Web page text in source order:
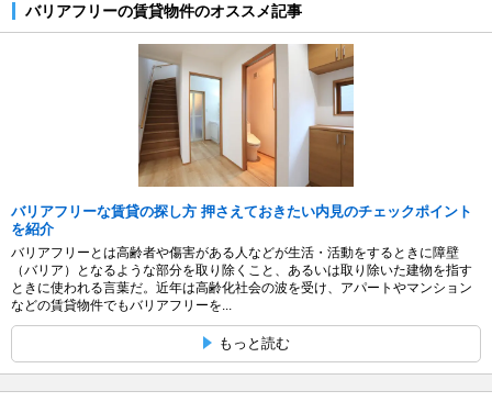
バリアフリーの賃貸物件のオススメ記事
バリアフリーな賃貸の探し方 押さえておきたい内見のチェックポイント
を紹介
バリアフリーとは高齢者や傷害がある人などが生活・活動をするときに障壁
（バリア）となるような部分を取り除くこと、あるいは取り除いた建物を指す
ときに使われる言葉だ。近年は高齢化社会の波を受け、アパートやマンション
などの賃貸物件でもバリアフリーを...
もっと読む